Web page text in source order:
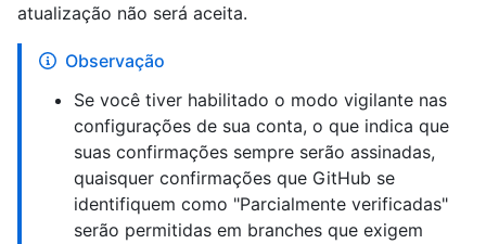
atualização não será aceita.
Observação
Se você tiver habilitado o modo vigilante nas
configurações de sua conta, o que indica que
suas confirmações sempre serão assinadas,
quaisquer confirmações que GitHub se
identifiquem como "Parcialmente verificadas"
serão permitidas em branches que exigem